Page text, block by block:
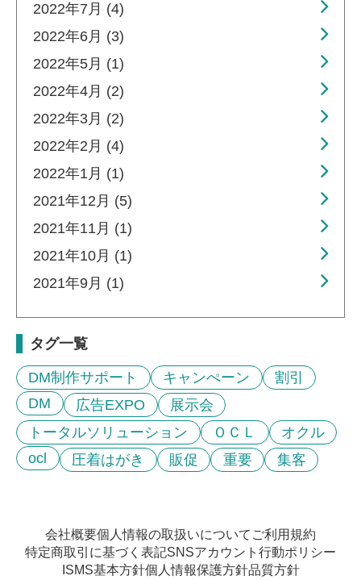
2022年7月 (4)
2022年6月 (3)
2022年5月 (1)
2022年4月 (2)
2022年3月 (2)
2022年2月 (4)
2022年1月 (1)
2021年12月 (5)
2021年11月 (1)
2021年10月 (1)
2021年9月 (1)
タグ一覧
DM制作サポート キャンぺーン
割引
DM
広告EXPO
展示会
トータルソリューション
ＯＣＬ
オクル
ocl
圧着はがき 販促 重要 集客
会社概要個人情報の取扱いについて ご利用規約
特定商取引に基づく表記SNSアカウント行動ポリシー
ISMS基本方針個人情報保護方針品質方針